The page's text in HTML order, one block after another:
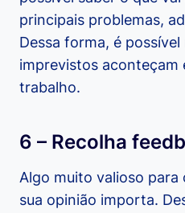
principais problemas,
Dessa forma, é
imprevistos aconteçam
trabalho.
6 – Recolha
Algo muito valioso para
sua opinião importa.